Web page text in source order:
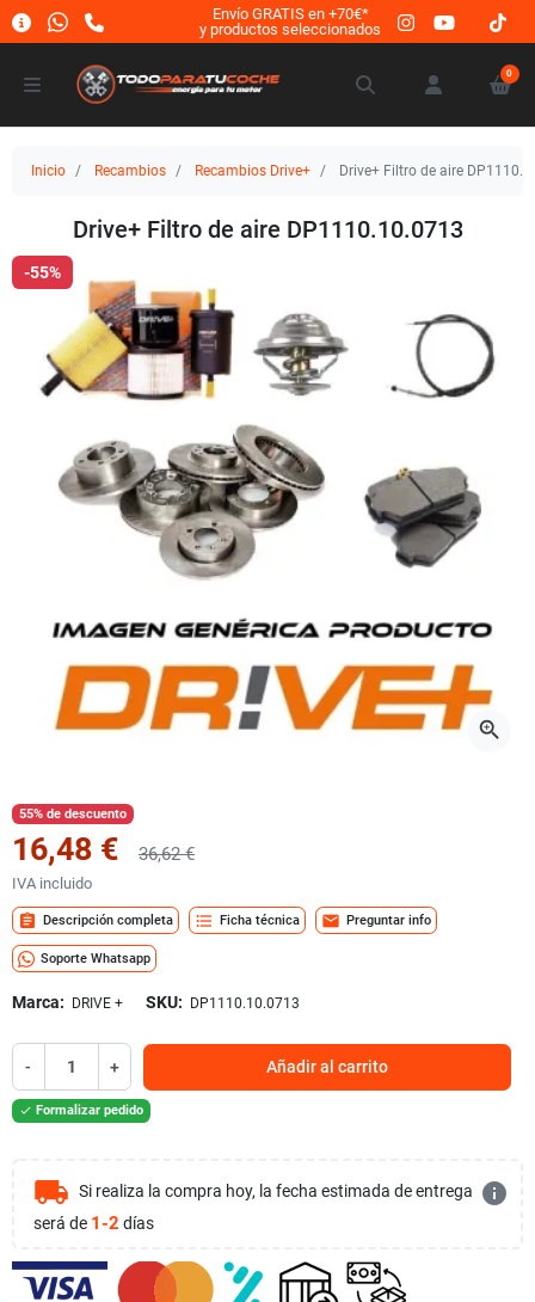
Envío GRATIS en +70€*
y productos seleccionados
0
Inicio Recambios Recambios Drive+ Drive+ Filtro de aire
Drive+ Filtro de aire DP1110.10.0713
-55%
zoom_in
55% de descuento
16,48 € 36,62 €
IVA incluido
assignment Descripción completa format_list_bulleted Ficha técnica mail Preguntar info
Soporte Whatsapp
Marca: DRIVE + SKU: DP1110.10.0713
- + Añadir al carrito
 Formalizar pedido
local_shipping Si realiza la compra hoy, la fecha estimada de entrega
será de 1-2 días
info